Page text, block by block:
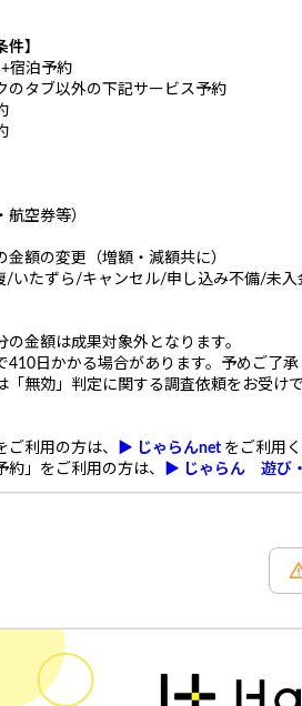
件】
宿泊予約
のタブ以外の下記サービス予約
空券等）
金額の変更（増額・減額共に）
/いたずら/キャンセル/申し込み不備/未
の金額は成果対象外となります。
410日かかる場合があります。予めご了承
「無効」判定に関する調査依頼をお受け
利用の方は、 ▶ じゃらんnet をご利用く
」をご利用の方は、
▶ じゃらん 遊び